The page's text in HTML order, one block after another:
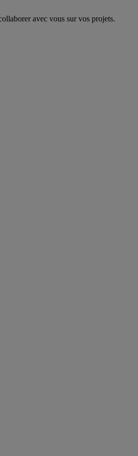
avec vous sur vos projets.